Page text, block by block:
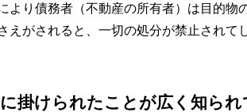
より債務者（不動産の所有者）は目的物
えがされると、一切の処分が禁止されて
掛けられたことが広く知られ